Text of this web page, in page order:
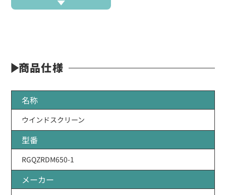
商品仕様
名称
ウインドスクリーン
型番
RGQZRDM650-1
メーカー